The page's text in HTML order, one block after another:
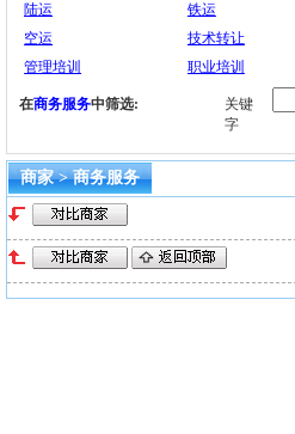
陆运
铁运
空运
技术转让
管理培训
职业培训
在商务服务中筛选:
关键
字
商家 > 商务服务